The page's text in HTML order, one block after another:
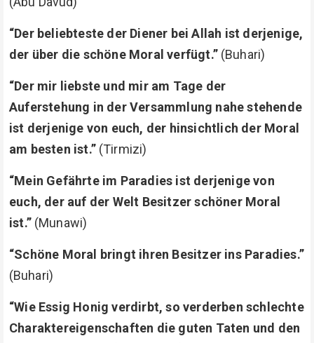
“Der beliebteste der Diener bei Allah ist derjenige,
der über die schöne Moral verfügt.” (Buhari)
“Der mir liebste und mir am Tage der
Auferstehung in der Versammlung nahe stehende
ist derjenige von euch, der hinsichtlich der Moral
am besten ist.” (Tirmizi)
“Mein Gefährte im Paradies ist derjenige von
euch, der auf der Welt Besitzer schöner Moral
ist.” (Munawi)
“Schöne Moral bringt ihren Besitzer ins Paradies.”
(Buhari)
“Wie Essig Honig verdirbt, so verderben schlechte
Charaktereigenschaften die guten Taten und den